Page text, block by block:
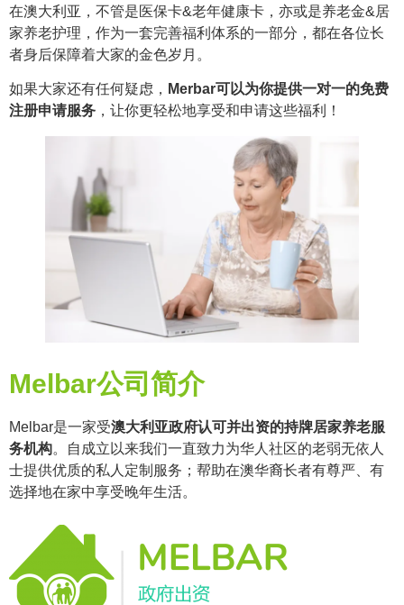
在澳大利亚，不管是医保卡&老年健康卡，亦或是养老金&居
家养老护理，作为一套完善福利体系的一部分，都在各位长
者身后保障着大家的金色岁月。
如果大家还有任何疑虑， Merbar可以为你提供一对一的免费
注册申请服务 ，让你更轻松地享受和申请这些福利！
Melbar公司简介
Melbar是一家受澳大利亚政府认可并出资的持牌居家养老服
务机构。自成立以来我们一直致力为华人社区的老弱无依人
士提供优质的私人定制服务；帮助在澳华裔长者有尊严、有
选择地在家中享受晚年生活。